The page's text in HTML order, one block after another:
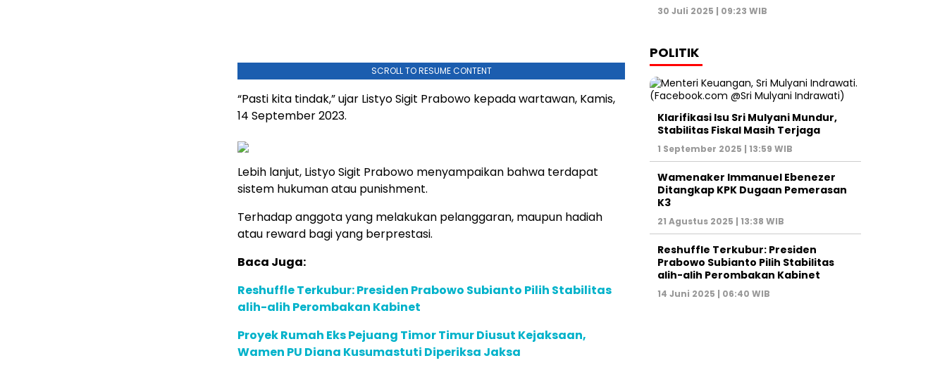
SCROLL TO RESUME CONTENT
“Pasti kita tindak,” ujar Listyo Sigit Prabowo kepada wartawan, Kamis,
14 September 2023.
Lebih lanjut, Listyo Sigit Prabowo menyampaikan bahwa terdapat
sistem hukuman atau punishment.
Terhadap anggota yang melakukan pelanggaran, maupun hadiah
atau reward bagi yang berprestasi.
Baca Juga:
Reshuffle Terkubur: Presiden Prabowo Subianto Pilih Stabilitas
alih-alih Perombakan Kabinet
Proyek Rumah Eks Pejuang Timor Timur Diusut Kejaksaan,
Wamen PU Diana Kusumastuti Diperiksa Jaksa
30 Juli 2025 | 09:23 WIB
POLITIK
Klarifikasi Isu Sri Mulyani Mundur,
Stabilitas Fiskal Masih Terjaga
1 September 2025 | 13:59 WIB
Wamenaker Immanuel Ebenezer
Ditangkap KPK Dugaan Pemerasan
K3
21 Agustus 2025 | 13:38 WIB
Reshuffle Terkubur: Presiden
Prabowo Subianto Pilih Stabilitas
alih-alih Perombakan Kabinet
14 Juni 2025 | 06:40 WIB